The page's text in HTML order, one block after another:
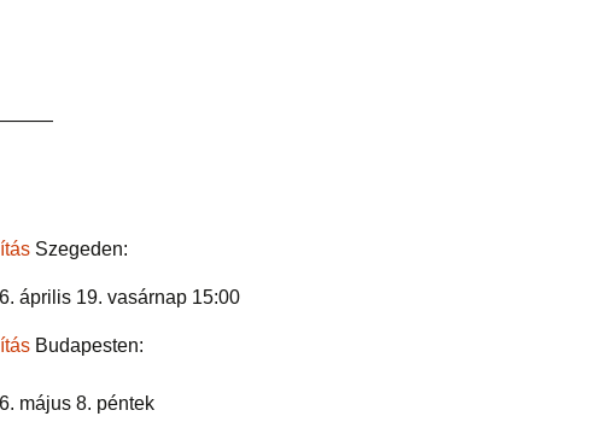
Szegeden:
április 19. vasárnap 15:00
Budapesten:
május 8. péntek